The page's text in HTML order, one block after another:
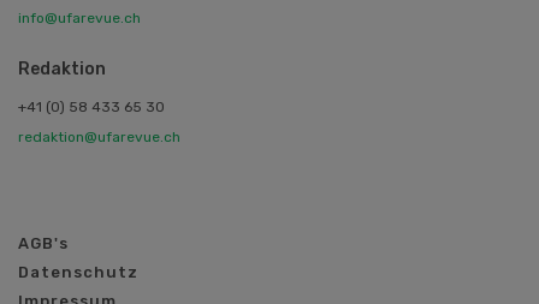
info@ufarevue.ch
Redaktion
+41 (0) 58 433 65 30
redaktion@ufarevue.ch
AGB's
Datenschutz
Impressum